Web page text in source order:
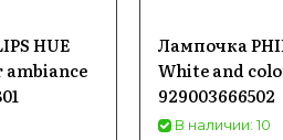
HUE
ambiance
Лампочка
White and
929003666502
В наличии: 10